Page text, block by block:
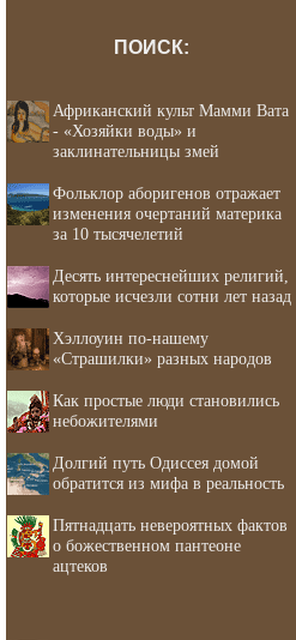
ПОИСК:
Африканский культ Мамми Вата
- «Хозяйки воды» и
заклинательницы змей
Фольклор аборигенов отражает
изменения очертаний материка
за 10 тысячелетий
Десять интереснейших религий,
которые исчезли сотни лет назад
Хэллоуин по-нашему
«Страшилки» разных народов
Как простые люди становились
небожителями
Долгий путь Одиссея домой
обратится из мифа в реальность
Пятнадцать невероятных фактов
о божественном пантеоне
ацтеков